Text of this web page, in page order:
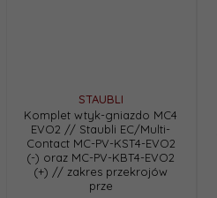
STAUBLI
Komplet wtyk-gniazdo MC4
EVO2 // Staubli EC/Multi-
Contact MC-PV-KST4-EVO2
(-) oraz MC-PV-KBT4-EVO2
(+) // zakres przekrojów
prze